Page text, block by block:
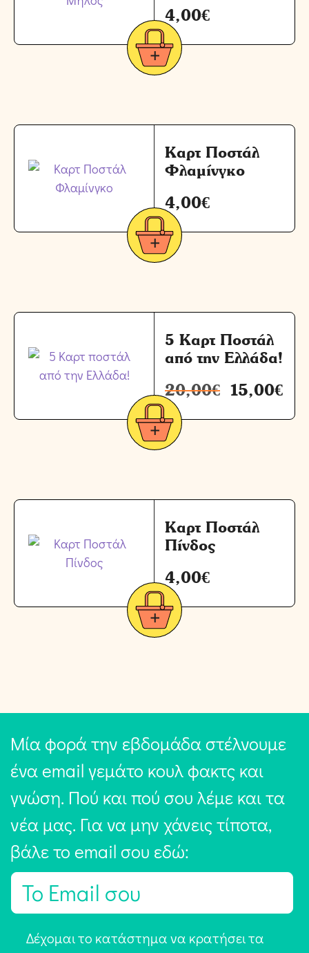
4,00€
Καρτ Ποστάλ
Φλαμίνγκο
4,00€
5 Καρτ Ποστάλ
από την Ελλάδα!
20,00€ 15,00€
Καρτ Ποστάλ
Πίνδος
4,00€
Μία φορά την εβδομάδα στέλνουμε
ένα email γεμάτο κουλ φακτς και
γνώση. Πού και πού σου λέμε και τα
νέα μας. Για να μην χάνεις τίποτα,
βάλε το email σου εδώ:
E
Δέχομαι το κατάστημα να κρατήσει τα